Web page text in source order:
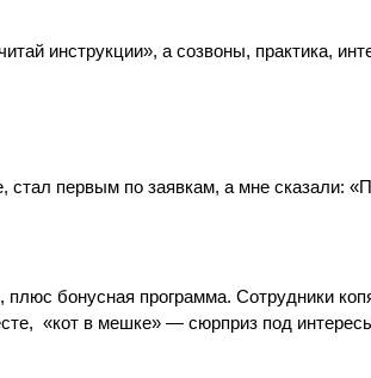
инструкции», а созвоны, практика,
стал первым по заявкам, а мне сказали:
плюс бонусная программа. Сотрудники
«кот в мешке» — сюрприз под